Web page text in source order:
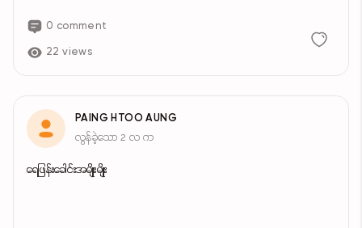
0 comment
22 views
PAING HTOO AUNG
လွန်ခဲ့သော 2 လ က
ရေဖြန်းခေါင်းအမျိုးမျိုး